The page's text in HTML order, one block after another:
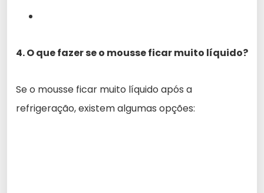
4. O que fazer se o mousse ficar muito líquido?
Se o mousse ficar muito líquido após a
refrigeração, existem algumas opções: